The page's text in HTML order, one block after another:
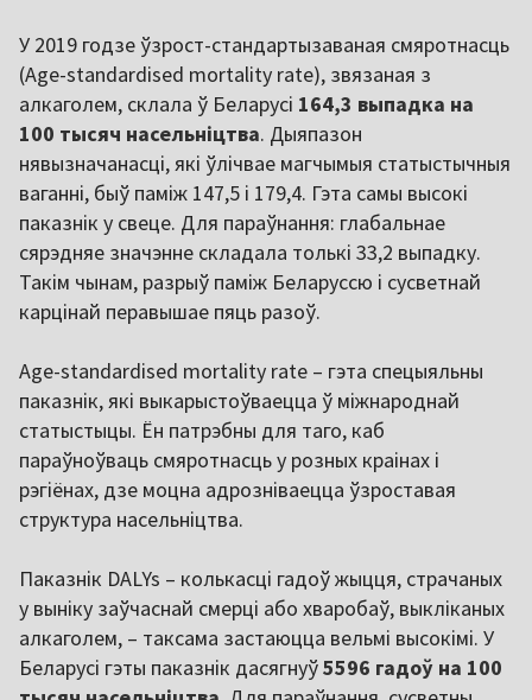
У 2019 годзе ўзрост-стандартызаваная смяротнасць
(Аge-standardised mortality rate), звязаная з
алкаголем, склала ў Беларусі 164,3 выпадка на
100 тысяч насельніцтва. Дыяпазон
нявызначанасці, які ўлічвае магчымыя статыстычныя
ваганні, быў паміж 147,5 і 179,4. Гэта самы высокі
паказнік у свеце. Для параўнання: глабальнае
сярэдняе значэнне складала толькі 33,2 выпадку.
Такім чынам, разрыў паміж Беларуссю і сусветнай
карцінай перавышае пяць разоў.
Аge-standardised mortality rate – гэта спецыяльны
паказнік, які выкарыстоўваецца ў міжнароднай
статыстыцы. Ён патрэбны для таго, каб
параўноўваць смяротнасць у розных краінах і
рэгіёнах, дзе моцна адрозніваецца ўзроставая
структура насельніцтва.
Паказнік DALYs – колькасці гадоў жыцця, страчаных
у выніку заўчаснай смерці або хваробаў, выкліканых
алкаголем, – таксама застаюцца вельмі высокімі. У
Беларусі гэты паказнік дасягнуў5596 гадоў на 100